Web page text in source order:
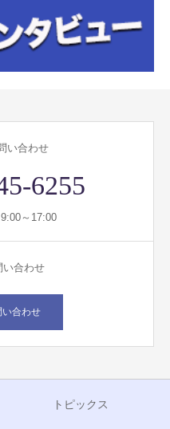
い合わせ
6255
～17:00
い合わせ
合わせ
トピックス